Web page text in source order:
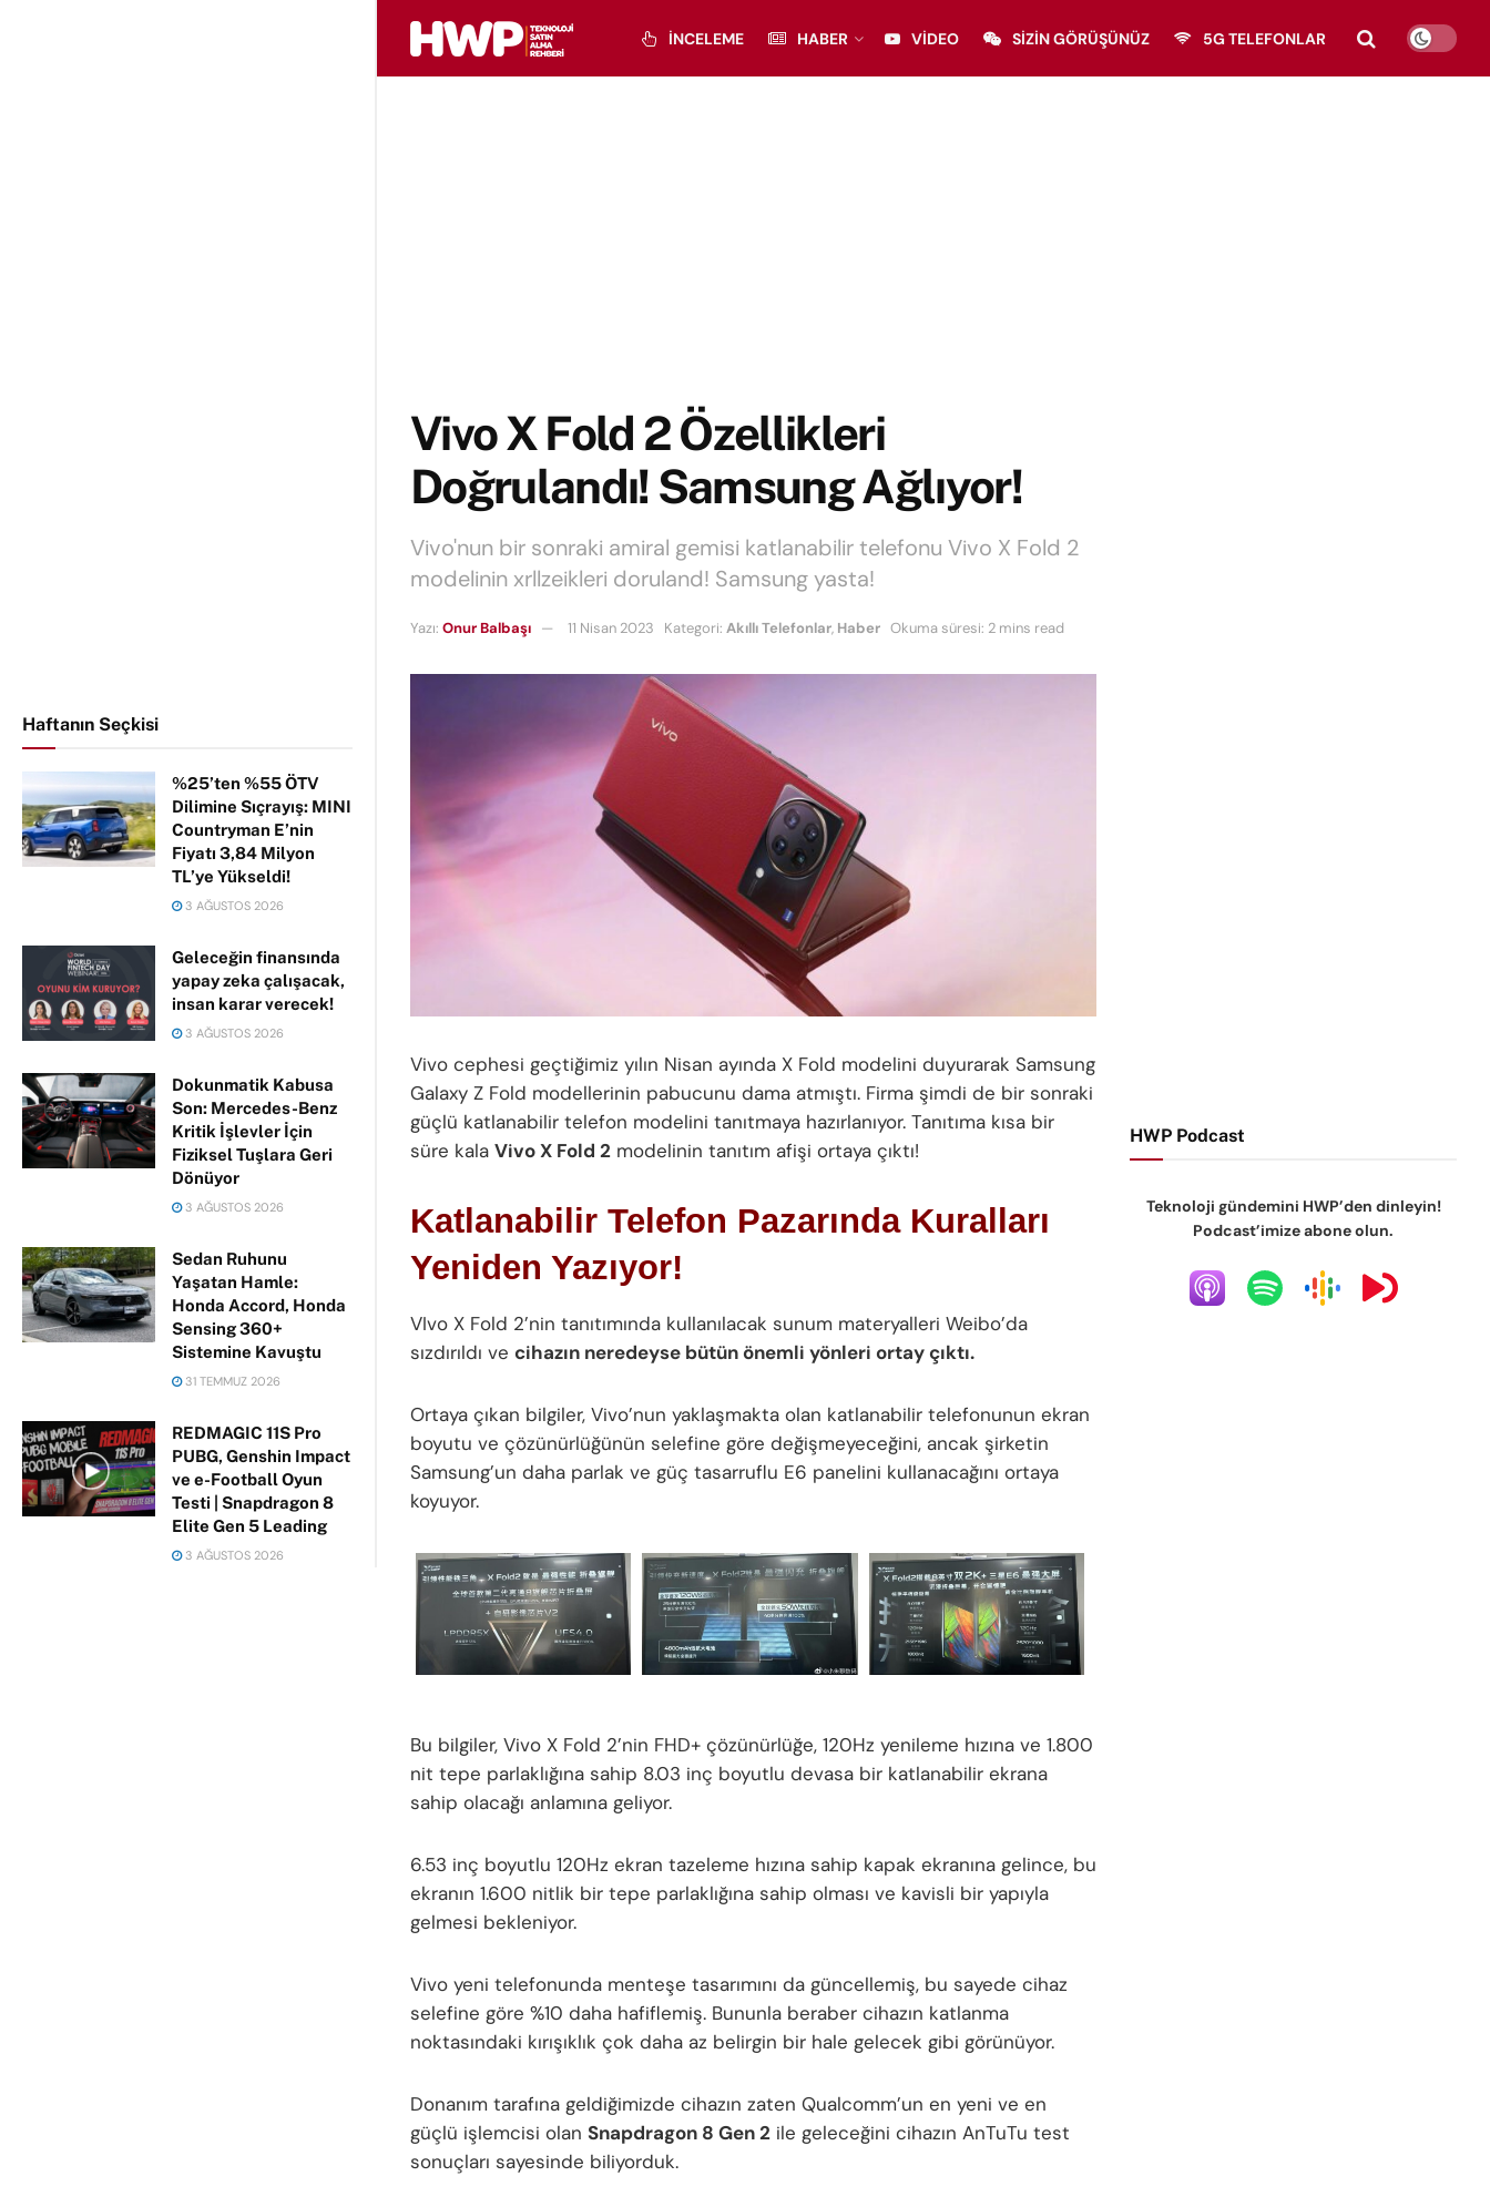
Haftanın Seçkisi
%25’ten %55 ÖTV
Dilimine Sıçrayış: MINI
Countryman E’nin
Fiyatı 3,84 Milyon
TL’ye Yükseldi!
3 AĞUSTOS 2026
Geleceğin finansında
yapay zeka çalışacak,
insan karar verecek!
3 AĞUSTOS 2026
Dokunmatik Kabusa
Son: Mercedes-Benz
Kritik İşlevler İçin
Fiziksel Tuşlara Geri
Dönüyor
3 AĞUSTOS 2026
Sedan Ruhunu
Yaşatan Hamle:
Honda Accord, Honda
Sensing 360+
Sistemine Kavuştu
31 TEMMUZ 2026
REDMAGIC 11S Pro
PUBG, Genshin Impact
ve e-Football Oyun
Testi | Snapdragon 8
Elite Gen 5 Leading
3 AĞUSTOS 2026
İNCELEME HABER VIDEO SIZIN GÖRÜŞÜNÜZ 5G TELEFONLAR
Vivo X Fold 2 Özellikleri
Doğrulandı! Samsung Ağlıyor!
Vivo'nun bir sonraki amiral gemisi katlanabilir telefonu Vivo X Fold 2
modelinin xrllzeikleri doruland! Samsung yasta!
Yazı: Onur Balbaşı 11 Nisan 2023 Kategori: Akıllı Telefonlar, Haber Okuma süresi: 2 mins read
Vivo cephesi geçtiğimiz yılın Nisan ayında X Fold modelini duyurarak Samsung
Galaxy Z Fold modellerinin pabucunu dama atmıştı. Firma şimdi de bir sonraki
güçlü katlanabilir telefon modelini tanıtmaya hazırlanıyor. Tanıtıma kısa bir
süre kala Vivo X Fold 2 modelinin tanıtım afişi ortaya çıktı!
Katlanabilir Telefon Pazarında Kuralları
Yeniden Yazıyor!
VIvo X Fold 2’nin tanıtımında kullanılacak sunum materyalleri Weibo’da
sızdırıldı ve cihazın neredeyse bütün önemli yönleri ortay çıktı.
Ortaya çıkan bilgiler, Vivo’nun yaklaşmakta olan katlanabilir telefonunun ekran
boyutu ve çözünürlüğünün selefine göre değişmeyeceğini, ancak şirketin
Samsung’un daha parlak ve güç tasarruflu E6 panelini kullanacağını ortaya
koyuyor.
Bu bilgiler, Vivo X Fold 2’nin FHD+ çözünürlüğe, 120Hz yenileme hızına ve 1.800
nit tepe parlaklığına sahip 8.03 inç boyutlu devasa bir katlanabilir ekrana
sahip olacağı anlamına geliyor.
6.53 inç boyutlu 120Hz ekran tazeleme hızına sahip kapak ekranına gelince, bu
ekranın 1.600 nitlik bir tepe parlaklığına sahip olması ve kavisli bir yapıyla
gelmesi bekleniyor.
Vivo yeni telefonunda menteşe tasarımını da güncellemiş, bu sayede cihaz
selefine göre %10 daha hafiflemiş. Bununla beraber cihazın katlanma
noktasındaki kırışıklık çok daha az belirgin bir hale gelecek gibi görünüyor.
Donanım tarafına geldiğimizde cihazın zaten Qualcomm’un en yeni ve en
güçlü işlemcisi olan Snapdragon 8 Gen 2 ile geleceğini cihazın AnTuTu test
sonuçları sayesinde biliyorduk.
HWP Podcast
Teknoloji gündemini HWP’den dinleyin!
Podcast’imize abone olun.